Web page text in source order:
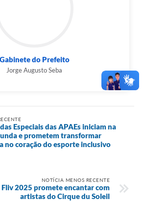
Gabinete do Prefeito
Jorge Augusto Seba
Especiais das APAEs iniciam na
e prometem transformar
no coração do esporte inclusivo
NOTÍCIA MENOS RECENTE
2025 promete encantar com
artistas do Cirque du Soleil